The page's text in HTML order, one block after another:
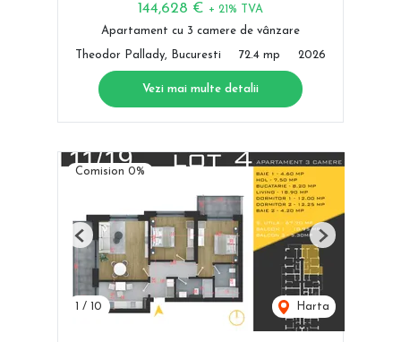
144,628 € + 21% TVA
Apartament cu 3 camere de vânzare
Theodor Pallady, Bucuresti 72.4 mp 2026
Vezi mai multe detalii
Comision 0%
1 / 10 Harta
Previous Next